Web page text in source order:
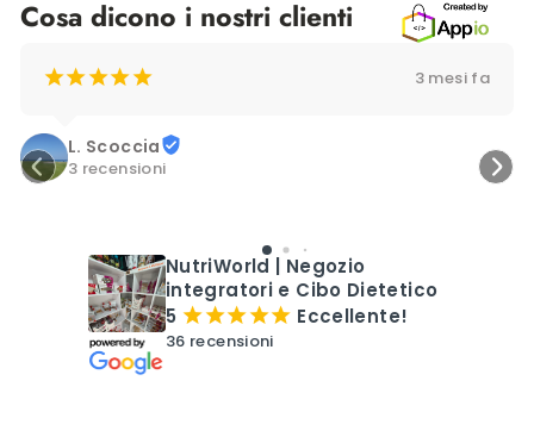
Cosa dicono i nostri clienti
¡¡¡¡¡ 3 mesi fa
L. Scoccia
3 recensioni
NutriWorld | Negozio
integratori e Cibo Dietetico
5 ¡¡¡¡¡ Eccellente!
36 recensioni